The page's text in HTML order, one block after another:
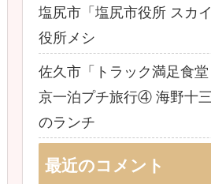
塩尻市「塩尻市役所 スカ
役所メシ
佐久市「トラック満足食
京一泊プチ旅行④ 海野十
のランチ
最近のコメント